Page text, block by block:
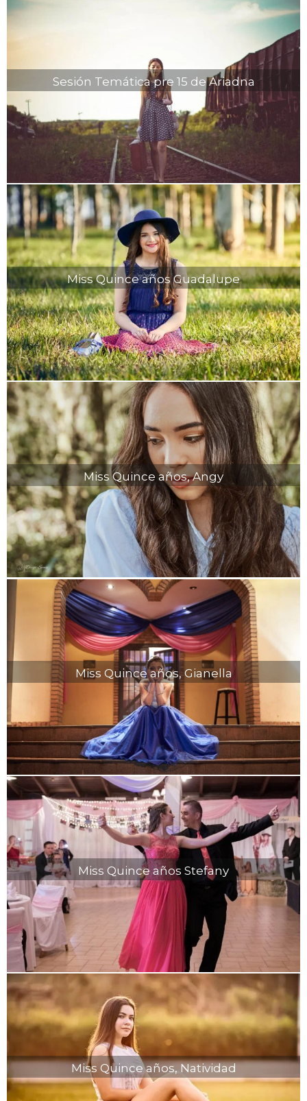
Sesión Temática pre 15 de Ariadna
Miss Quince años Guadalupe
Miss Quince años, Angy
Miss Quince años, Gianella
Miss Quince años Stefany
Miss Quince años, Natividad